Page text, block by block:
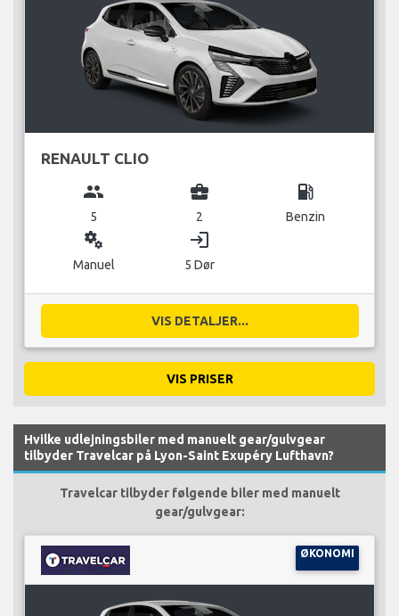
RENAULT CLIO
group
5
business_center
2
local_gas_station
Benzin
miscellaneous_services
Manuel
login
5 Dør
VIS DETALJER...
VIS PRISER
Hvilke udlejningsbiler med manuelt gear/gulvgear
tilbyder Travelcar på Lyon-Saint Exupéry Lufthavn?
Travelcar tilbyder følgende biler med manuelt
gear/gulvgear:
ØKONOMI